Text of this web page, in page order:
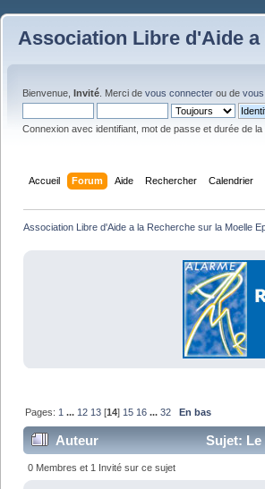
Association Libre d'Aide
Bienvenue, Invité . Merci de vous connecter ou de
Connexion avec identifiant, mot de passe et durée de
Accueil Forum Aide Rechercher Calendrier
Association Libre d'Aide a la Recherche sur la Moelle
Pages: 1 ... 12 13 [14] 15 16 ...32 En bas
Auteur Sujet:
0 Membres et 1 Invité sur ce sujet